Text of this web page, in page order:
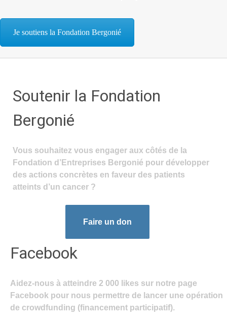
Je soutiens la Fondation Bergonié
Soutenir la Fondation
Bergonié
Vous souhaitez vous engager aux côtés de la
Fondation d’Entreprises Bergonié pour développer
des actions concrètes en faveur des patients
atteints d’un cancer ?
Faire un don
Facebook
Aidez-nous à atteindre 2 000 likes sur notre page
Facebook pour nous permettre de lancer une opération
de crowdfunding (financement participatif).